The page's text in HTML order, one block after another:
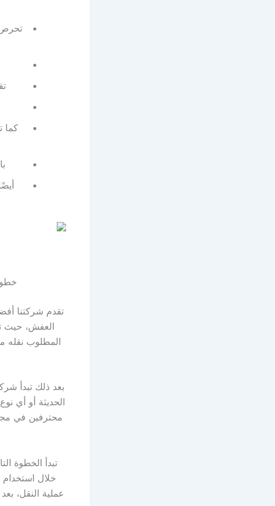
تحرص
كما
تقدم شركتنا
العفش، حيث
المطلوب نقله
بعد ذلك تبدأ
الحديثة أو أي
محترفين في
تبدأ الخطوة
خلال استخدام
عملية النقل،